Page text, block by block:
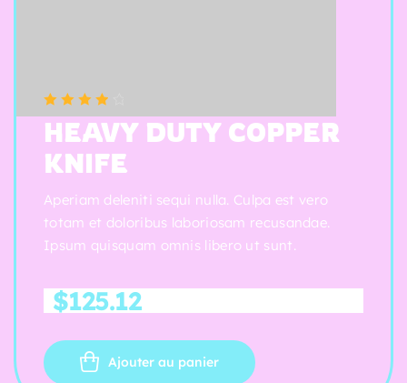
Note4.00
sur 5
HEAVY DUTY COPPER
KNIFE
Aperiam deleniti sequi nulla. Culpa est vero
totam et doloribus laboriosam recusandae.
Ipsum quisquam omnis libero ut sunt.
$125.12
Ajouter au panier